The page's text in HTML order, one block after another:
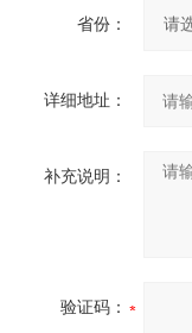
省份：
详细地址：
补充说明：
验证码：